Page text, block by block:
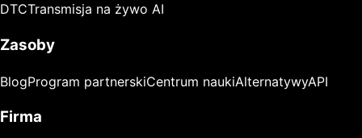
DTCTransmisja na żywo AI
Zasoby
BlogProgram partnerskiCentrum naukiAlternatywyAPI
Firma